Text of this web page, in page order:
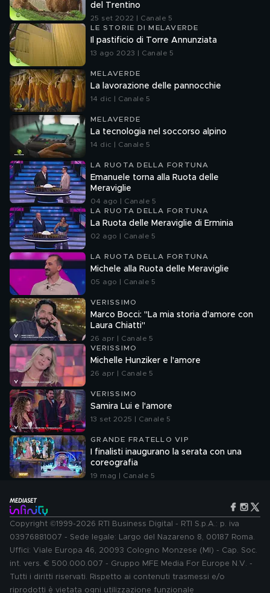
del Trentino
25 set 2022 | Canale 5
LE STORIE DI MELAVERDE
Il pastificio di Torre Annunziata
13 ago 2023 | Canale 5
MELAVERDE
La lavorazione delle pannocchie
14 dic | Canale 5
MELAVERDE
La tecnologia nel soccorso alpino
14 dic | Canale 5
LA RUOTA DELLA FORTUNA
Emanuele torna alla Ruota delle
Meraviglie
04 ago | Canale 5
LA RUOTA DELLA FORTUNA
La Ruota delle Meraviglie di Erminia
02 ago | Canale 5
LA RUOTA DELLA FORTUNA
Michele alla Ruota delle Meraviglie
05 ago | Canale 5
VERISSIMO
Marco Bocci: "La mia storia d'amore con
Laura Chiatti"
26 apr | Canale 5
VERISSIMO
Michelle Hunziker e l'amore
26 apr | Canale 5
VERISSIMO
Samira Lui e l'amore
13 set 2025 | Canale 5
GRANDE FRATELLO VIP
I finalisti inaugurano la serata con una
coreografia
19 mag | Canale 5
Copyright ©1999-2026 RTI Business Digital - RTI S.p.A.: p. iva
03976881007 - Sede legale: Largo del Nazareno 8, 00187 Roma.
Uffici: Viale Europa 46, 20093 Cologno Monzese (MI) - Cap. Soc.
int. vers. € 500.000.007 - Gruppo MFE Media For Europe N.V. -
Tutti i diritti riservati. Rispetto ai contenuti trasmessi e/o
riprodotti è vietata ogni utilizzazione funzionale